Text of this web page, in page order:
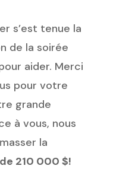
s’est tenue la
de la soirée
aider. Merci
pour votre
grande
à vous, nous
la
210 000 $!